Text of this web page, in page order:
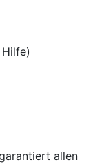
allen